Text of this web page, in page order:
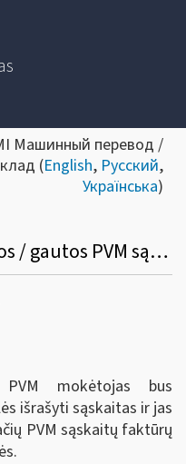
Машинный перевод /
(English, Русский,
Українська)
Ar PVM mokėtojų išrašytos / gautos PVM sąskaitos faktūros iš i.SAF bus perkeltos į i.APS, ar reikės dar kartą iš naujo patiems suvesti į i.APS?
mokėtojas bus
išrašyti sąskaitas ir jas
PVM sąskaitų faktūrų